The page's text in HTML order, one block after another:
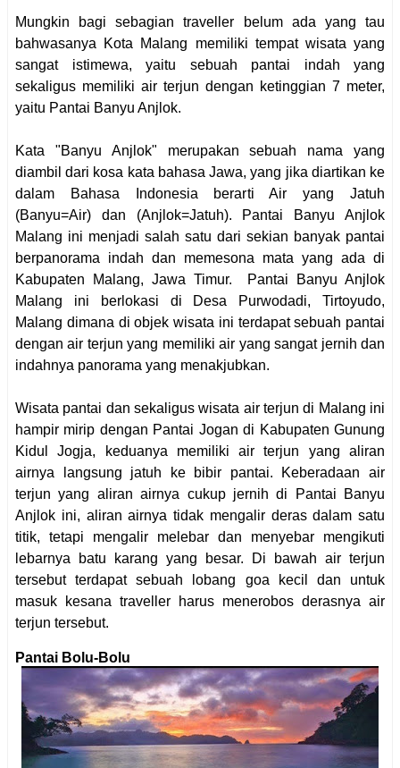
Mungkin bagi sebagian traveller belum ada yang tau
bahwasanya Kota Malang memiliki tempat wisata yang
sangat istimewa, yaitu sebuah pantai indah yang
sekaligus memiliki air terjun dengan ketinggian 7 meter,
yaitu Pantai Banyu Anjlok.
Kata "Banyu Anjlok" merupakan sebuah nama yang
diambil dari kosa kata bahasa Jawa, yang jika diartikan ke
dalam Bahasa Indonesia berarti Air yang Jatuh
(Banyu=Air) dan (Anjlok=Jatuh). Pantai Banyu Anjlok
Malang ini menjadi salah satu dari sekian banyak pantai
berpanorama indah dan memesona mata yang ada di
Kabupaten Malang, Jawa Timur. Pantai Banyu Anjlok
Malang ini berlokasi di Desa Purwodadi, Tirtoyudo,
Malang dimana di objek wisata ini terdapat sebuah pantai
dengan air terjun yang memiliki air yang sangat jernih dan
indahnya panorama yang menakjubkan.
Wisata pantai dan sekaligus wisata air terjun di Malang ini
hampir mirip dengan Pantai Jogan di Kabupaten Gunung
Kidul Jogja, keduanya memiliki air terjun yang aliran
airnya langsung jatuh ke bibir pantai. Keberadaan air
terjun yang aliran airnya cukup jernih di Pantai Banyu
Anjlok ini, aliran airnya tidak mengalir deras dalam satu
titik, tetapi mengalir melebar dan menyebar mengikuti
lebarnya batu karang yang besar. Di bawah air terjun
tersebut terdapat sebuah lobang goa kecil dan untuk
masuk kesana traveller harus menerobos derasnya air
terjun tersebut.
Pantai Bolu-Bolu